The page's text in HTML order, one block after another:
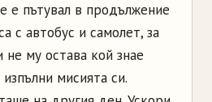
е пътувал в продължение
с автобус и самолет, за
не му остава кой знае
мисията си.